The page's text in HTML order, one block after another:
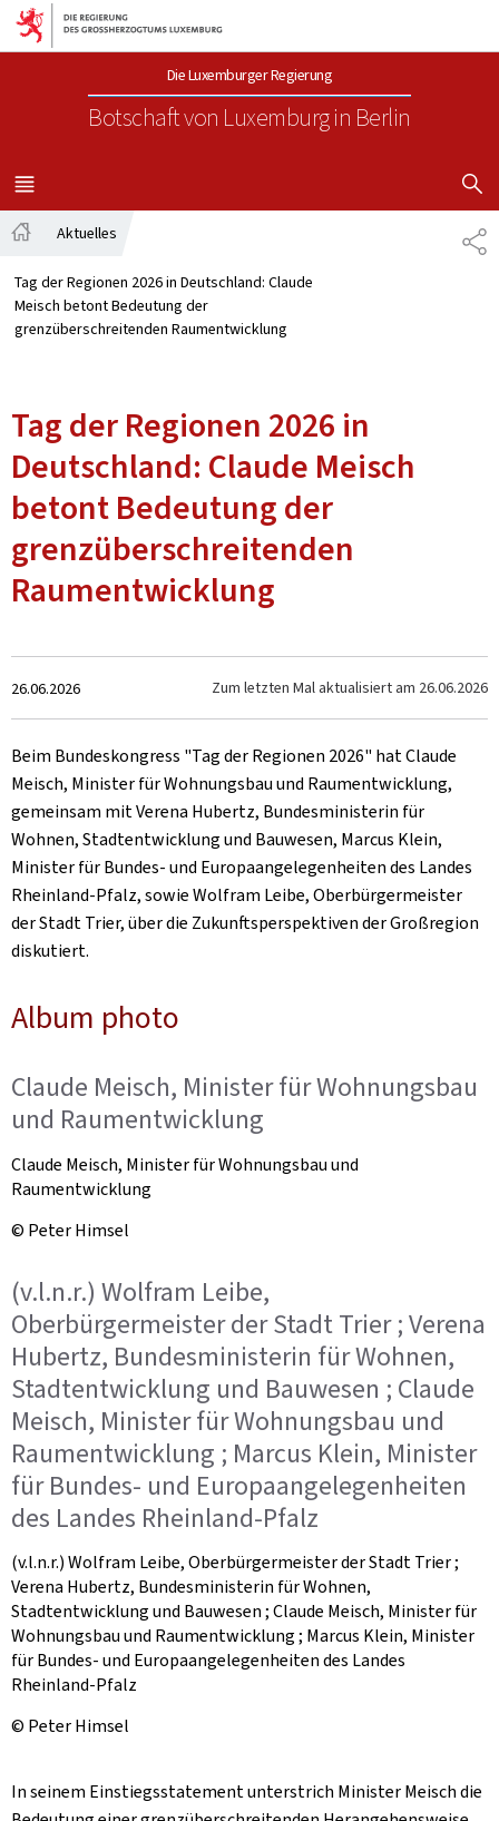
Zur Hauptnavigation
Zum Inhalt
Die Luxemburger Regierung
Botschaft von Luxemburgin Berlin
MENÜ
HAUPT-
Aktuelles
Tag der Regionen 2026 in Deutschland: Claude
Meisch betont Bedeutung der
grenzüberschreitenden Raumentwicklung
Tag der Regionen 2026 in
Deutschland: Claude Meisch
betont Bedeutung der
grenzüberschreitenden
Raumentwicklung
Zum
26.06.2026 Zum letzten Mal aktualisiert am 26.06.2026
Beim Bundeskongress "Tag der Regionen 2026" hat Claude
Meisch, Minister für Wohnungsbau und Raumentwicklung,
gemeinsam mit Verena Hubertz, Bundesministerin für
Wohnen, Stadtentwicklung und Bauwesen, Marcus Klein,
Minister für Bundes- und Europaangelegenheiten des Landes
Rheinland-Pfalz, sowie Wolfram Leibe, Oberbürgermeister
der Stadt Trier, über die Zukunftsperspektiven der Großregion
diskutiert.
Album photo
Claude Meisch, Minister für Wohnungsbau
und Raumentwicklung
Claude Meisch, Minister für Wohnungsbau und
Raumentwicklung
© Peter Himsel
(v.l.n.r.) Wolfram Leibe,
Oberbürgermeister der Stadt Trier ; Verena
Hubertz, Bundesministerin für Wohnen,
Stadtentwicklung und Bauwesen ; Claude
Meisch, Minister für Wohnungsbau und
Raumentwicklung ; Marcus Klein, Minister
für Bundes- und Europaangelegenheiten
des Landes Rheinland-Pfalz
(v.l.n.r.) Wolfram Leibe, Oberbürgermeister der Stadt Trier ;
Verena Hubertz, Bundesministerin für Wohnen,
Stadtentwicklung und Bauwesen ; Claude Meisch, Minister für
Wohnungsbau und Raumentwicklung ; Marcus Klein, Minister
für Bundes- und Europaangelegenheiten des Landes
Rheinland-Pfalz
© Peter Himsel
In seinem Einstiegsstatement unterstrich Minister Meisch die